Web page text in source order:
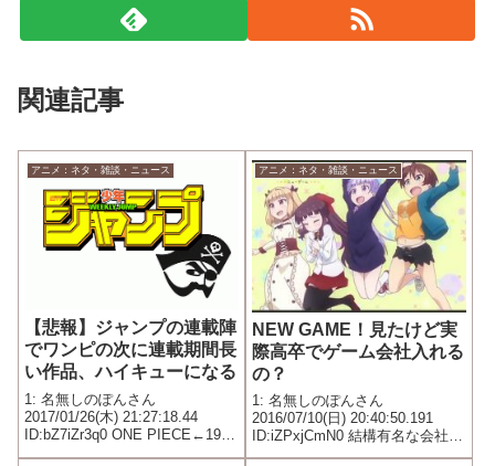
関連記事
アニメ：ネタ・雑談・ニュース
【悲報】ジャンプの連載陣
でワンピの次に連載期間長
い作品、ハイキューになる
1: 名無しのぽんさん
2017/01/26(木) 21:27:18.44
ID:bZ7iZr3q0 ONE PIECE←1997
アニメ：ネタ・雑談・ニュース
NEW GAME！見たけど実
際高卒でゲーム会社入れる
の？
1: 名無しのぽんさん
2016/07/10(日) 20:40:50.191
ID:iZPxjCmN0 結構有名な会社っ
ぽいし